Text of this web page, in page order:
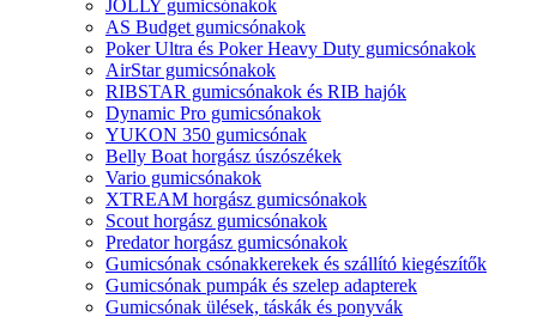
JOLLY gumicsónakok
AS Budget gumicsónakok
Poker Ultra és Poker Heavy Duty gumicsónakok
AirStar gumicsónakok
RIBSTAR gumicsónakok és RIB hajók
Dynamic Pro gumicsónakok
YUKON 350 gumicsónak
Belly Boat horgász úszószékek
Vario gumicsónakok
XTREAM horgász gumicsónakok
Scout horgász gumicsónakok
Predator horgász gumicsónakok
Gumicsónak csónakkerekek és szállító kiegészítők
Gumicsónak pumpák és szelep adapterek
Gumicsónak ülések, táskák és ponyvák